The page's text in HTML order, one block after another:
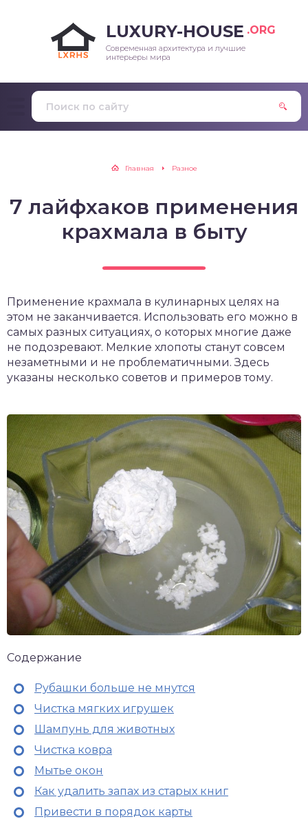
LUXURY-HOUSE .ORG
Современная архитектура и лучшие
интерьеры мира
Главная Разное
7 лайфхаков применения
крахмала в быту
Применение крахмала в кулинарных целях на
этом не заканчивается. Использовать его можно в
самых разных ситуациях, о которых многие даже
не подозревают. Мелкие хлопоты станут совсем
незаметными и не проблематичными. Здесь
указаны несколько советов и примеров тому.
Содержание
Рубашки больше не мнутся
Чистка мягких игрушек
Шампунь для животных
Чистка ковра
Мытье окон
Как удалить запах из старых книг
Привести в порядок карты